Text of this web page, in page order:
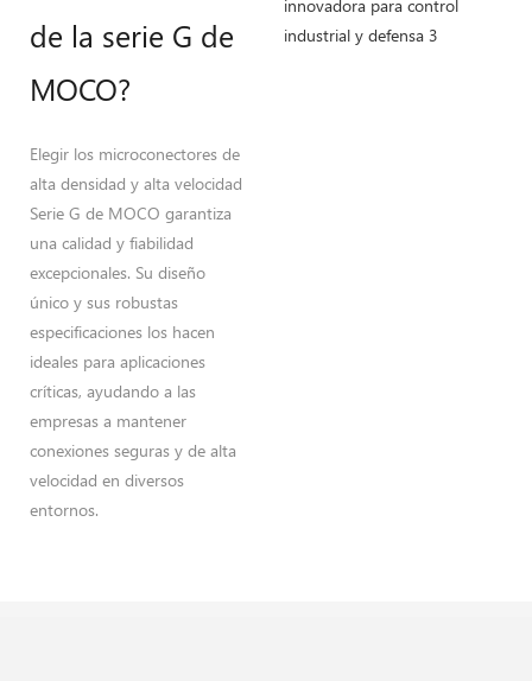
de la serie G de
MOCO?
Elegir los microconectores de
alta densidad y alta velocidad
Serie G de MOCO garantiza
una calidad y fiabilidad
excepcionales. Su diseño
único y sus robustas
especificaciones los hacen
ideales para aplicaciones
críticas, ayudando a las
empresas a mantener
conexiones seguras y de alta
velocidad en diversos
entornos.